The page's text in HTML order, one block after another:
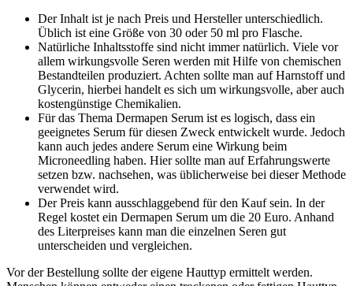
Der Inhalt ist je nach Preis und Hersteller unterschiedlich.
Üblich ist eine Größe von 30 oder 50 ml pro Flasche.
Natürliche Inhaltsstoffe sind nicht immer natürlich. Viele vor
allem wirkungsvolle Seren werden mit Hilfe von chemischen
Bestandteilen produziert. Achten sollte man auf Harnstoff und
Glycerin, hierbei handelt es sich um wirkungsvolle, aber auch
kostengünstige Chemikalien.
Für das Thema Dermapen Serum ist es logisch, dass ein
geeignetes Serum für diesen Zweck entwickelt wurde. Jedoch
kann auch jedes andere Serum eine Wirkung beim
Microneedling haben. Hier sollte man auf Erfahrungswerte
setzen bzw. nachsehen, was üblicherweise bei dieser Methode
verwendet wird.
Der Preis kann ausschlaggebend für den Kauf sein. In der
Regel kostet ein Dermapen Serum um die 20 Euro. Anhand
des Literpreises kann man die einzelnen Seren gut
unterscheiden und vergleichen.
Vor der Bestellung sollte der eigene Hauttyp ermittelt werden.